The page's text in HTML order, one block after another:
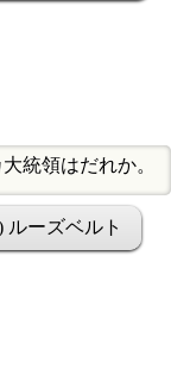
統領はだれか。
ルーズベルト